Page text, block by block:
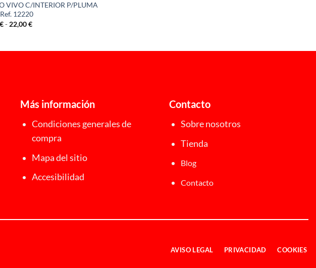
VIVO C/INTERIOR P/PLUMA
12220
€- 22,00€Rango
21,00 €
Más información
Condiciones generales de
compra
Mapa del sitio
Accesibilidad
Contacto
Sobre nosotros
Tienda
Blog
Contacto
AVISO LEGAL PRIVACIDAD COOKIES